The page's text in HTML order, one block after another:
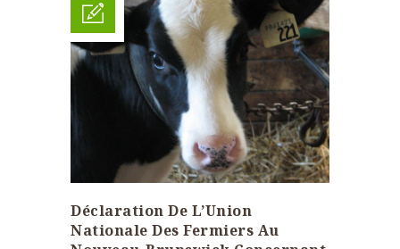
Déclaration De L’Union
Nationale Des Fermiers Au